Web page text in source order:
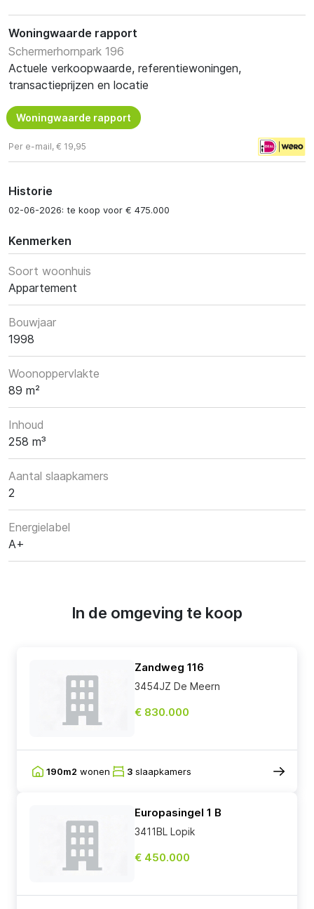
Woningwaarde rapport
Schermerhornpark 196
Actuele verkoopwaarde, referentiewoningen,
transactieprijzen en locatie
Woningwaarde rapport
Per e-mail, € 19,95
Historie
02-06-2026: te koop voor € 475.000
Kenmerken
Soort woonhuis
Appartement
Bouwjaar
1998
Woonoppervlakte
89 m²
Inhoud
258 m³
Aantal slaapkamers
2
Energielabel
A+
In de omgeving te koop
Zandweg 116
3454JZ De Meern
€ 830.000
190m2 wonen 3 slaapkamers
Europasingel 1 B
3411BL Lopik
€ 450.000